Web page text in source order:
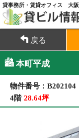
貸事務所・賃貸オフィス 大阪
戻る
本町平成
物件番号：B202104
4階 28.64坪